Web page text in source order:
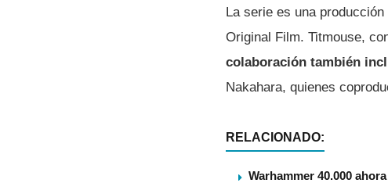
La serie es una
Original Film. Titmouse,
colaboración también
Nakahara, quienes
RELACIONADO:
Warhammer 40.000